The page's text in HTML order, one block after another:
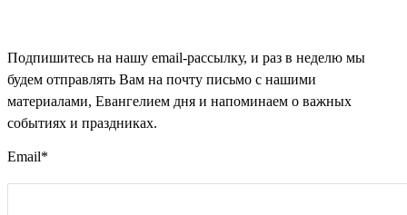
Подпишитесь на нашу email-рассылку, и раз в неделю мы
будем отправлять Вам на почту письмо с нашими
материалами, Евангелием дня и напоминаем о важных
событиях и праздниках.
Email*